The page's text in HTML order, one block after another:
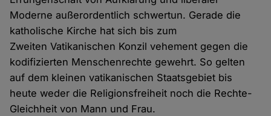
Moderne außerordentlich schwertun. Gerade die
katholische Kirche hat sich bis zum
Zweiten Vatikanischen Konzil vehement gegen die
kodifizierten Menschenrechte gewehrt. So gelten
auf dem kleinen vatikanischen Staatsgebiet bis
heute weder die Religionsfreiheit noch die Rechte-
Gleichheit von Mann und Frau.